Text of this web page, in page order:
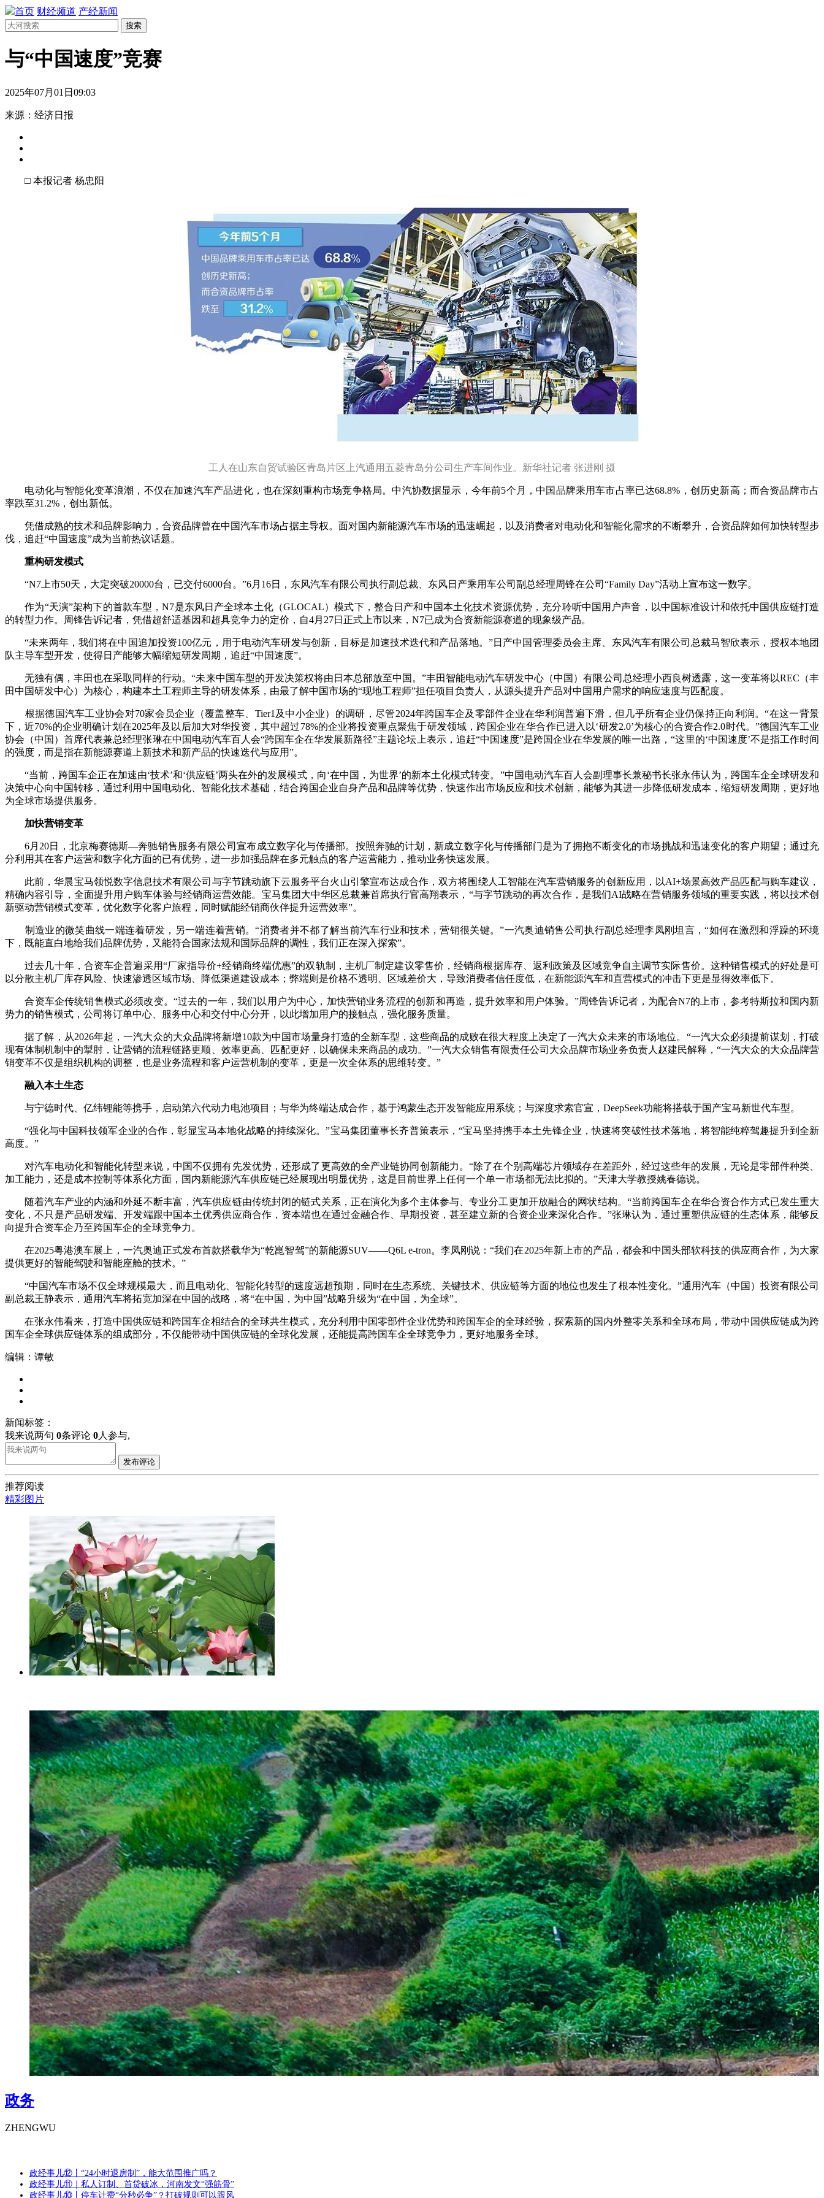
首页 财经频道 产经新闻
搜索
与“中国速度”竞赛
2025年07月01日09:03
来源：经济日报
□ 本报记者 杨忠阳
工人在山东自贸试验区青岛片区上汽通用五菱青岛分公司生产车间作业。新华社记者 张进刚 摄
电动化与智能化变革浪潮，不仅在加速汽车产品进化，也在深刻重构市场竞争格局。中汽协数据显示，今年前5个月，中国品牌乘用车市占率已达68.8%，创历史新高；而合资品牌市占
率跌至31.2%，创出新低。
凭借成熟的技术和品牌影响力，合资品牌曾在中国汽车市场占据主导权。面对国内新能源汽车市场的迅速崛起，以及消费者对电动化和智能化需求的不断攀升，合资品牌如何加快转型步
伐，追赶“中国速度”成为当前热议话题。
重构研发模式
“N7上市50天，大定突破20000台，已交付6000台。”6月16日，东风汽车有限公司执行副总裁、东风日产乘用车公司副总经理周锋在公司“Family Day”活动上宣布这一数字。
作为“天演”架构下的首款车型，N7是东风日产全球本土化（GLOCAL）模式下，整合日产和中国本土化技术资源优势，充分聆听中国用户声音，以中国标准设计和依托中国供应链打造
的转型力作。周锋告诉记者，凭借超舒适基因和超具竞争力的定价，自4月27日正式上市以来，N7已成为合资新能源赛道的现象级产品。
“未来两年，我们将在中国追加投资100亿元，用于电动汽车研发与创新，目标是加速技术迭代和产品落地。”日产中国管理委员会主席、东风汽车有限公司总裁马智欣表示，授权本地团
队主导车型开发，使得日产能够大幅缩短研发周期，追赶“中国速度”。
无独有偶，丰田也在采取同样的行动。“未来中国车型的开发决策权将由日本总部放至中国。”丰田智能电动汽车研发中心（中国）有限公司总经理小西良树透露，这一变革将以REC（丰
田中国研发中心）为核心，构建本土工程师主导的研发体系，由最了解中国市场的“现地工程师”担任项目负责人，从源头提升产品对中国用户需求的响应速度与匹配度。
根据德国汽车工业协会对70家会员企业（覆盖整车、Tier1及中小企业）的调研，尽管2024年跨国车企及零部件企业在华利润普遍下滑，但几乎所有企业仍保持正向利润。“在这一背景
下，近70%的企业明确计划在2025年及以后加大对华投资，其中超过78%的企业将投资重点聚焦于研发领域，跨国企业在华合作已进入以‘研发2.0’为核心的合资合作2.0时代。”德国汽车工业
协会（中国）首席代表兼总经理张琳在中国电动汽车百人会“跨国车企在华发展新路径”主题论坛上表示，追赶“中国速度”是跨国企业在华发展的唯一出路，“这里的‘中国速度’不是指工作时间
的强度，而是指在新能源赛道上新技术和新产品的快速迭代与应用”。
“当前，跨国车企正在加速由‘技术’和‘供应链’两头在外的发展模式，向‘在中国，为世界’的新本土化模式转变。”中国电动汽车百人会副理事长兼秘书长张永伟认为，跨国车企全球研发和
决策中心向中国转移，通过利用中国电动化、智能化技术基础，结合跨国企业自身产品和品牌等优势，快速作出市场反应和技术创新，能够为其进一步降低研发成本，缩短研发周期，更好地
为全球市场提供服务。
加快营销变革
6月20日，北京梅赛德斯—奔驰销售服务有限公司宣布成立数字化与传播部。按照奔驰的计划，新成立数字化与传播部门是为了拥抱不断变化的市场挑战和迅速变化的客户期望；通过充
分利用其在客户运营和数字化方面的已有优势，进一步加强品牌在多元触点的客户运营能力，推动业务快速发展。
此前，华晨宝马领悦数字信息技术有限公司与字节跳动旗下云服务平台火山引擎宣布达成合作，双方将围绕人工智能在汽车营销服务的创新应用，以AI+场景高效产品匹配与购车建议，
精确内容引导，全面提升用户购车体验与经销商运营效能。宝马集团大中华区总裁兼首席执行官高翔表示，“与字节跳动的再次合作，是我们AI战略在营销服务领域的重要实践，将以技术创
新驱动营销模式变革，优化数字化客户旅程，同时赋能经销商伙伴提升运营效率”。
制造业的微笑曲线一端连着研发，另一端连着营销。“消费者并不都了解当前汽车行业和技术，营销很关键。”一汽奥迪销售公司执行副总经理李凤刚坦言，“如何在激烈和浮躁的环境
下，既能直白地给我们品牌优势，又能符合国家法规和国际品牌的调性，我们正在深入探索”。
过去几十年，合资车企普遍采用“厂家指导价+经销商终端优惠”的双轨制，主机厂制定建议零售价，经销商根据库存、返利政策及区域竞争自主调节实际售价。这种销售模式的好处是可
以分散主机厂库存风险、快速渗透区域市场、降低渠道建设成本；弊端则是价格不透明、区域差价大，导致消费者信任度低，在新能源汽车和直营模式的冲击下更是显得效率低下。
合资车企传统销售模式必须改变。“过去的一年，我们以用户为中心，加快营销业务流程的创新和再造，提升效率和用户体验。”周锋告诉记者，为配合N7的上市，参考特斯拉和国内新
势力的销售模式，公司将订单中心、服务中心和交付中心分开，以此增加用户的接触点，强化服务质量。
据了解，从2026年起，一汽大众的大众品牌将新增10款为中国市场量身打造的全新车型，这些商品的成败在很大程度上决定了一汽大众未来的市场地位。“一汽大众必须提前谋划，打破
现有体制机制中的掣肘，让营销的流程链路更顺、效率更高、匹配更好，以确保未来商品的成功。”一汽大众销售有限责任公司大众品牌市场业务负责人赵建民解释，“一汽大众的大众品牌营
销变革不仅是组织机构的调整，也是业务流程和客户运营机制的变革，更是一次全体系的思维转变。”
融入本土生态
与宁德时代、亿纬锂能等携手，启动第六代动力电池项目；与华为终端达成合作，基于鸿蒙生态开发智能应用系统；与深度求索官宣，DeepSeek功能将搭载于国产宝马新世代车型。
“强化与中国科技领军企业的合作，彰显宝马本地化战略的持续深化。”宝马集团董事长齐普策表示，“宝马坚持携手本土先锋企业，快速将突破性技术落地，将智能纯粹驾趣提升到全新
高度。”
对汽车电动化和智能化转型来说，中国不仅拥有先发优势，还形成了更高效的全产业链协同创新能力。“除了在个别高端芯片领域存在差距外，经过这些年的发展，无论是零部件种类、
加工能力，还是成本控制等体系化方面，国内新能源汽车供应链已经展现出明显优势，这是目前世界上任何一个单一市场都无法比拟的。”天津大学教授姚春德说。
随着汽车产业的内涵和外延不断丰富，汽车供应链由传统封闭的链式关系，正在演化为多个主体参与、专业分工更加开放融合的网状结构。“当前跨国车企在华合资合作方式已发生重大
变化，不只是产品研发端、开发端跟中国本土优秀供应商合作，资本端也在通过金融合作、早期投资，甚至建立新的合资企业来深化合作。”张琳认为，通过重塑供应链的生态体系，能够反
向提升合资车企乃至跨国车企的全球竞争力。
在2025粤港澳车展上，一汽奥迪正式发布首款搭载华为“乾崑智驾”的新能源SUV——Q6L e-tron。李凤刚说：“我们在2025年新上市的产品，都会和中国头部软科技的供应商合作，为大家
提供更好的智能驾驶和智能座舱的技术。”
“中国汽车市场不仅全球规模最大，而且电动化、智能化转型的速度远超预期，同时在生态系统、关键技术、供应链等方面的地位也发生了根本性变化。”通用汽车（中国）投资有限公司
副总裁王静表示，通用汽车将拓宽加深在中国的战略，将“在中国，为中国”战略升级为“在中国，为全球”。
在张永伟看来，打造中国供应链和跨国车企相结合的全球共生模式，充分利用中国零部件企业优势和跨国车企的全球经验，探索新的国内外整零关系和全球布局，带动中国供应链成为跨
国车企全球供应链体系的组成部分，不仅能带动中国供应链的全球化发展，还能提高跨国车企全球竞争力，更好地服务全球。
编辑：谭敏
新闻标签：
我来说两句 0条评论 0人参与,
发布评论
推荐阅读